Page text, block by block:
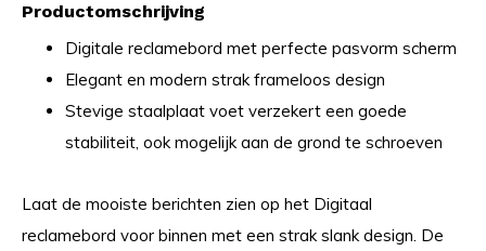
Productomschrijving
Digitale reclamebord met perfecte pasvorm scherm
Elegant en modern strak frameloos design
Stevige staalplaat voet verzekert een goede
stabiliteit, ook mogelijk aan de grond te schroeven
Laat de mooiste berichten zien op het Digitaal
reclamebord voor binnen met een strak slank design. De